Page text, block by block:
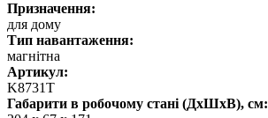
Призначення:
для дому
Тип навантаження:
магнітна
Артикул:
K8731T
Габарити в робочому стані (ДхШхВ), см: